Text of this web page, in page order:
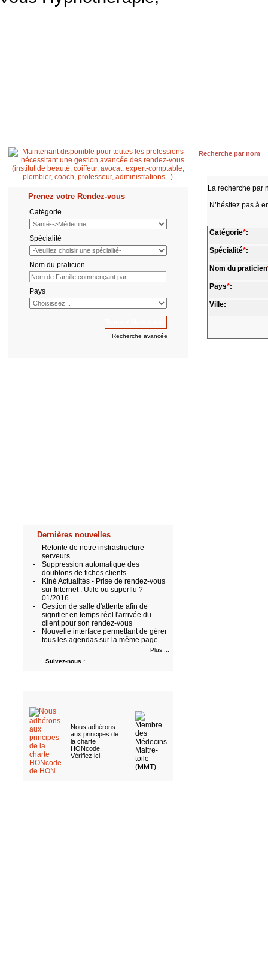
Prenez votre Rendez-vous
Catégorie
Spécialité
Nom du praticien
Pays
Recherche avancée
Dernières nouvelles
-
Refonte de notre insfrastructure
serveurs
-
Suppression automatique des
doublons de fiches clients
-
Kiné Actualités - Prise de rendez-vous
sur Internet : Utile ou superflu ? -
01/2016
-
Gestion de salle d'attente afin de
signifier en temps réel l'arrivée du
client pour son rendez-vous
-
Nouvelle interface permettant de gérer
tous les agendas sur la même page
Plus ...
Suivez-nous :
Nous adhérons
aux principes de
la charte
HONcode.
Vérifiez ici.
Recherche par nom
La recherche par
N’hésitez pas à
Catégorie*:
Spécialité*:
Nom du praticien
Pays*:
Ville: